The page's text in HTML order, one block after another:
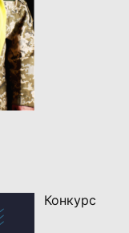
Конкурс